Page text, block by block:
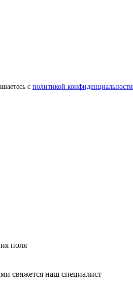
с политикой конфиденциальности
поля
свяжется наш специалист